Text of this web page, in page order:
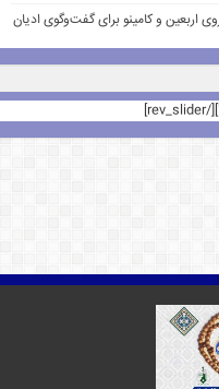
اربعین و کامینو برای گفت‌وگوی ادیان